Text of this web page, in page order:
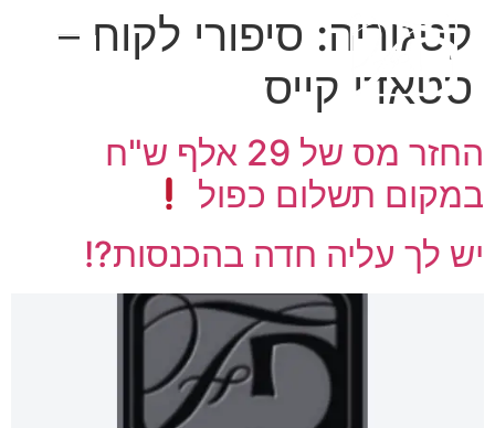
קטגוריה: סיפורי לקוח –
סטאדי קייס
החזר מס של 29 אלף ש"ח
במקום תשלום כפול
יש לך עליה חדה בהכנסות?!